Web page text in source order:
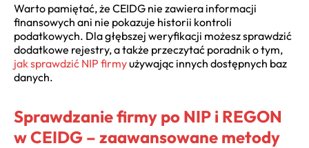
Warto pamiętać, że CEIDG nie zawiera informacji
finansowych ani nie pokazuje historii kontroli
podatkowych. Dla głębszej weryfikacji możesz sprawdzić
dodatkowe rejestry, a także przeczytać poradnik o tym,
jak sprawdzić NIP firmyużywając innych dostępnych baz
danych.
Sprawdzanie firmy po NIP i REGON
w CEIDG – zaawansowane metody